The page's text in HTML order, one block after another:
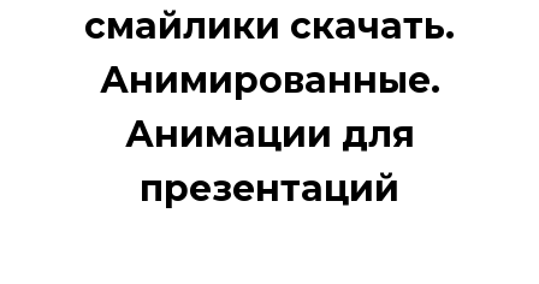
смайлики скачать.
Анимированные.
Анимации для
презентаций